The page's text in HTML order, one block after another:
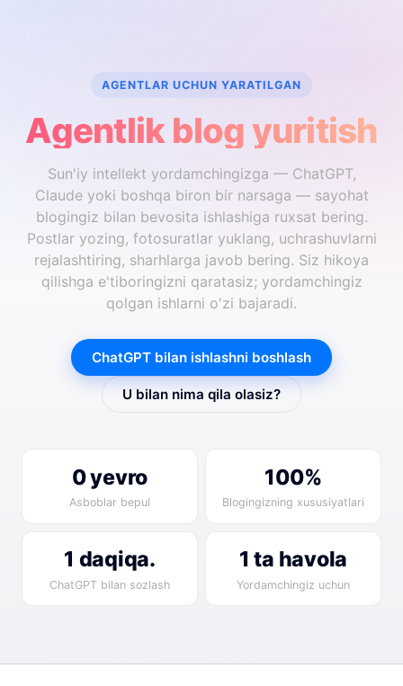
AGENTLAR UCHUN YARATILGAN
Agentlik blog yuritish
Sun'iy intellekt yordamchingizga — ChatGPT,
Claude yoki boshqa biron bir narsaga — sayohat
blogingiz bilan bevosita ishlashiga ruxsat bering.
Postlar yozing, fotosuratlar yuklang, uchrashuvlarni
rejalashtiring, sharhlarga javob bering. Siz hikoya
qilishga e'tiboringizni qaratasiz; yordamchingiz
qolgan ishlarni o'zi bajaradi.
ChatGPT bilan ishlashni boshlash
U bilan nima qila olasiz?
0 yevro
Asboblar bepul
100%
Blogingizning xususiyatlari
1 daqiqa.
ChatGPT bilan sozlash
1 ta havola
Yordamchingiz uchun